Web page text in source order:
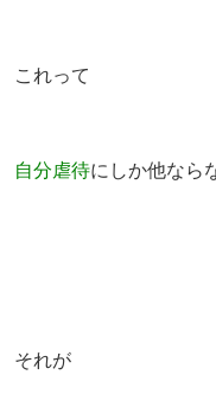
これって
自分虐待にしか他なら
それが